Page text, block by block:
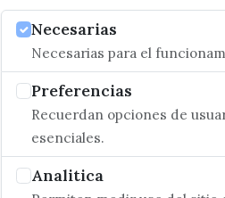
Necesarias
Necesarias para el
Preferencias
Recuerdan opciones de
esenciales.
Analitica